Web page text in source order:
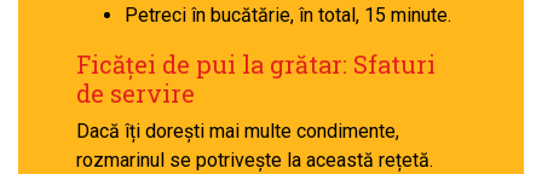
Petreci în bucătărie, în total, 15 minute.
Ficăței de pui la grătar: Sfaturi
de servire
Dacă îți dorești mai multe condimente,
rozmarinul se potrivește la această rețetă.